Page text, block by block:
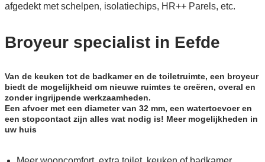
afgedekt met schelpen, isolatiechips, HR++ Parels, etc.
Broyeur specialist in Eefde
Van de keuken tot de badkamer en de toiletruimte, een broyeur
biedt de mogelijkheid om nieuwe ruimtes te creëren, overal en
zonder ingrijpende werkzaamheden.
Een afvoer met een diameter van 32 mm, een watertoevoer en
een stopcontact zijn alles wat nodig is! Meer mogelijkheden in
uw huis